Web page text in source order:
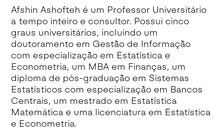
Afshin Ashofteh é um Professor Universitário
a tempo inteiro e consultor. Possui cinco
graus universitários, incluindo um
doutoramento em Gestão de Informação
com especialização em Estatística e
Econometria, um MBA em Finanças, um
diploma de pós-graduação em Sistemas
Estatísticos com especialização em Bancos
Centrais, um mestrado em Estatística
Matemática e uma licenciatura em Estatística
e Econometria.